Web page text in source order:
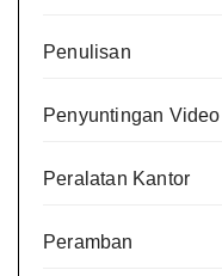
Penulisan
Penyuntingan Video
Peralatan Kantor
Peramban